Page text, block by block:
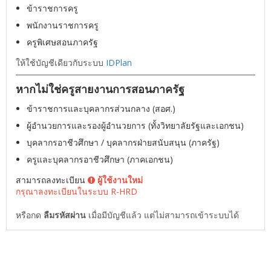
ข้าราชการครู
พนักงานราชการครู
ครูพิเศษสอนภาครัฐ
ให้ใช้บัญชีเดียวกับระบบ IDPlan
หากไม่ใช่ครูสายงานการสอนภาครัฐ
ข้าราชการและบุคลากรส่วนกลาง (สอศ.)
ผู้อำนวยการและรองผู้อำนวยการ (ทั้งวิทยาลัยรัฐและเอกชน)
บุคลากรอาชีวศึกษา / บุคลากรฝ่ายสนับสนุน (ภาครัฐ)
ครูและบุคลากรอาชีวศึกษา (ภาคเอกชน)
สามารถลงทะเบียน
ผู้ใช้งานใหม่
กรุณาลงทะเบียนในระบบ R-HRD
หรือกด ลืมรหัสผ่าน เมื่อมีบัญชีแล้ว แต่ไม่สามารถเข้าระบบได้